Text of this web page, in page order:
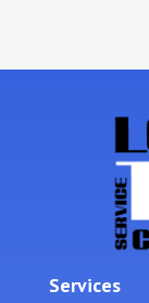
Services